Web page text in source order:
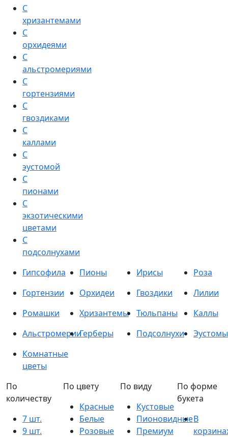
С
хризантемами
С
орхидеями
С
альстромериями
С
гортензиями
С
гвоздиками
С
каллами
С
эустомой
С
пионами
С
экзотическими
цветами
С
подсолнухами
Гипсофила
Пионы Ирисы
Роза
Гортензии
Орхидеи Гвоздики
Лилии
Ромашки
Хризантемы Тюльпаны
Каллы
АльстромерииГерберы Подсолнухи
Эустомы
Комнатные
цветы
По
количеству
7 шт.
9 шт.
По цвету
Красные
Белые
Розовые
По виду
Кустовые
Пионовидные
Премиум
По форме
букета
В